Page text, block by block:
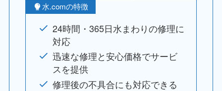
水.comの特徴
24時間・365日水まわりの修理に
対応
迅速な修理と安心価格でサービ
スを提供
修理後の不具合にも対応できる